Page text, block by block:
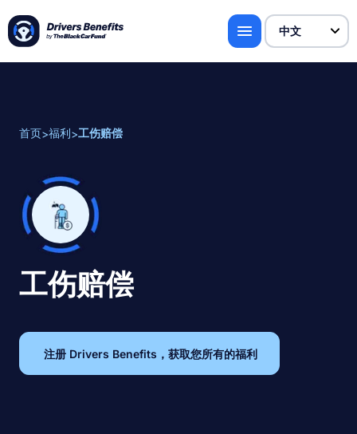
首页>福利>工伤赔偿
工伤赔偿
注册 Drivers Benefits，获取您所有的福利